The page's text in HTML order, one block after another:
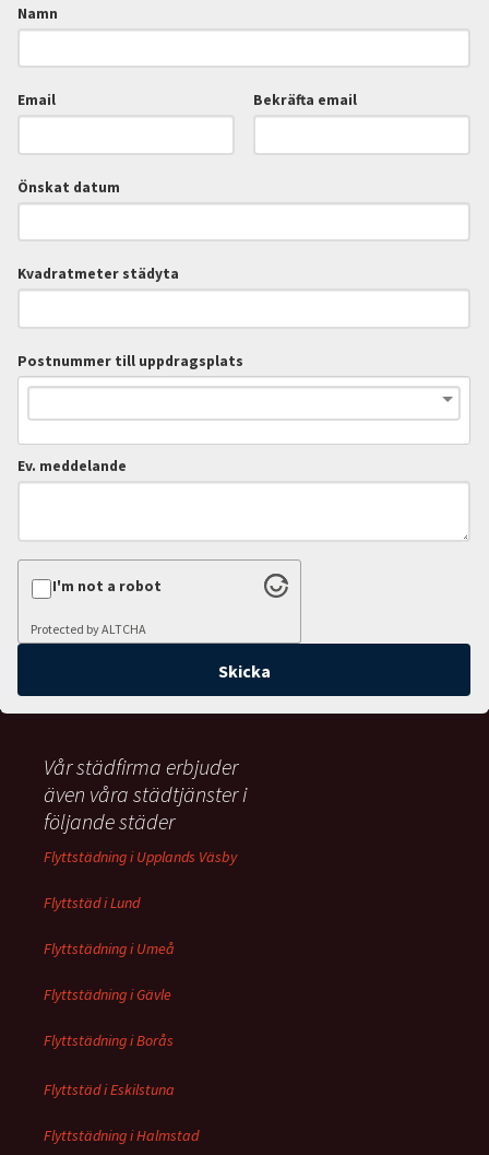
Namn
Email Bekräfta email
Önskat datum
Kvadratmeter städyta
Postnummer till uppdragsplats
Ev. meddelande
I'm not a robot
Protected byALTCHA
Vår städfirma erbjuder
även våra städtjänster i
följande städer
Flyttstädning i Upplands Väsby
Flyttstäd i Lund
Flyttstädning i Umeå
Flyttstädning i Gävle
Flyttstädning i Borås
Flyttstäd i Eskilstuna
Flyttstädning i Halmstad